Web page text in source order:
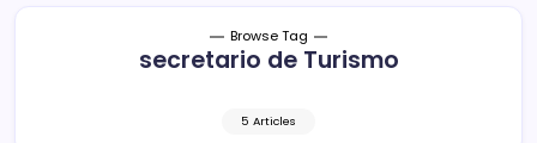
Browse Tag
secretario de Turismo
5 Articles